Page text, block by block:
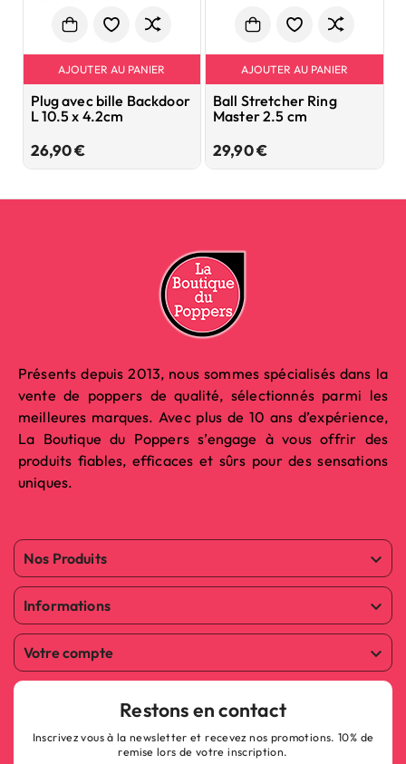
AJOUTER AU PANIER
Plug avec bille Backdoor
L 10.5 x 4.2cm
26,90 €Prix
AJOUTER AU PANIER
Ball Stretcher Ring
Master 2.5 cm
29,90 €Prix
Présents depuis 2013, nous sommes spécialisés dans la
vente de poppers de qualité, sélectionnés parmi les
meilleures marques. Avec plus de 10 ans d’expérience,
La Boutique du Poppers s’engage à vous offrir des
produits fiables, efficaces et sûrs pour des sensations
uniques.
Nos Produits 
Informations 
Votre compte 
Restons en contact
Inscrivez vous à la newsletter et recevez nos promotions. 10% de
remise lors de votre inscription.